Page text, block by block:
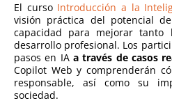
El curso Introducción a la
visión práctica del potencial
capacidad para mejorar
desarrollo profesional. Los
pasos en IA a través de casos
Copilot Web y comprenderán
responsable, así como su
sociedad.